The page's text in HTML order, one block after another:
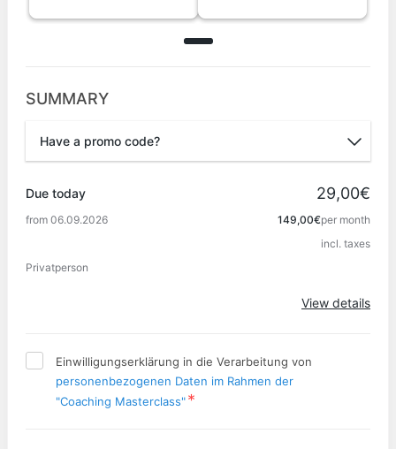
SUMMARY
Have a promo code?
Due today 29,00€
from 06.09.2026 149,00€per month
incl. taxes
Privatperson
View details
Einwilligungserklärung in die Verarbeitung von
personenbezogenen Daten im Rahmen der
"Coaching Masterclass"